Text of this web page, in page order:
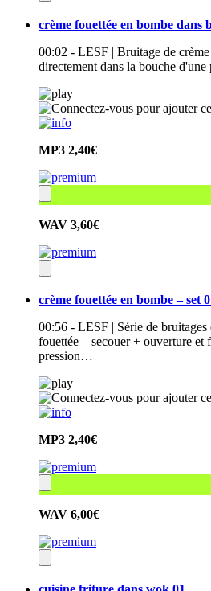
crème fouettée en bombe dans
00:02 - LESF | Bruitage de
directement dans la bouche d'une
MP3 2,40€
WAV 3,60€
crème fouettée en bombe – set
00:56 - LESF | Série de bruitages
fouettée – secouer + ouverture et
pression…
MP3 2,40€
WAV 6,00€